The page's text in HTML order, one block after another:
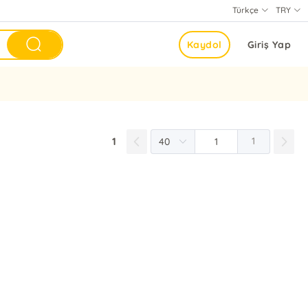
TRY
Türkçe
Giriş Yap
Kaydol
1 1